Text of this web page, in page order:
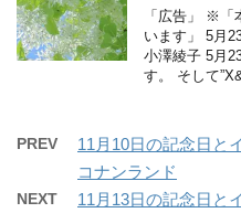
「広告」 ※「
います」 5月
小澤綾子 5月
す。 そして
PREV
11月10日の記念日と
コナンランド
NEXT
11月13日の記念日と